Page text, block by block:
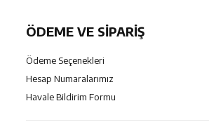
ÖDEME VE SİPARİŞ
Ödeme Seçenekleri
Hesap Numaralarımız
Havale Bildirim Formu